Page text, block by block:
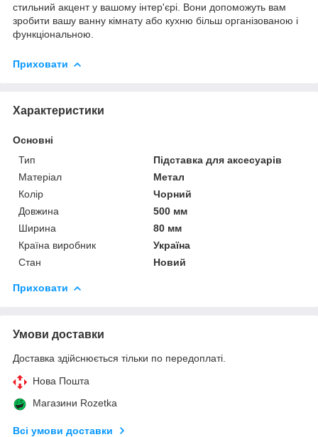
стильний акцент у вашому інтер'єрі. Вони допоможуть вам
зробити вашу ванну кімнату або кухню більш організованою і
функціональною.
Приховати
Характеристики
Основні
Тип
Підставка для аксесуарів
Матеріал
Метал
Колір
Чорний
Довжина
500 мм
Ширина
80 мм
Країна виробник
Україна
Стан
Новий
Приховати
Умови доставки
Доставка здійснюється тільки по передоплаті.
Нова Пошта
Магазини Rozetka
Всі умови доставки